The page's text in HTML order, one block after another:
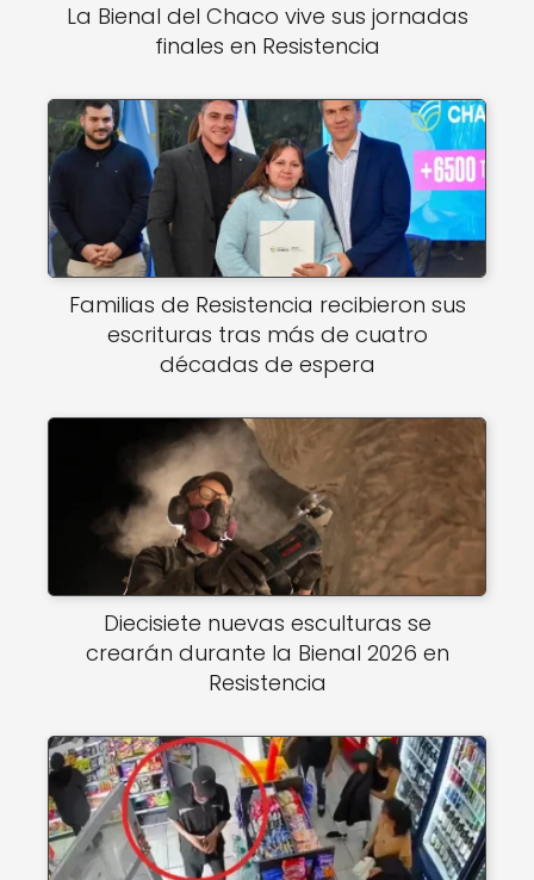
La Bienal del Chaco vive sus jornadas
finales en Resistencia
Familias de Resistencia recibieron sus
escrituras tras más de cuatro
décadas de espera
Diecisiete nuevas esculturas se
crearán durante la Bienal 2026 en
Resistencia